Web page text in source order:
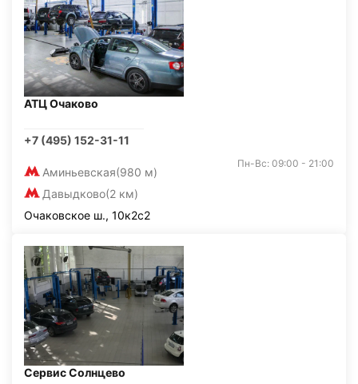
АТЦ Очаково
+7 (495) 152-31-11
Аминьевская(980 м)
Давыдково(2 км)
Пн-Вс: 09:00 - 21:00
Очаковское ш., 10к2с2
Сервис Солнцево